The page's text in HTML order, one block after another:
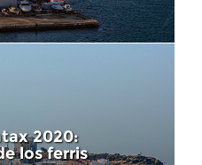
2020:
los ferris